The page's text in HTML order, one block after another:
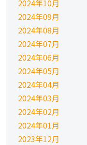
2024年10月
2024年09月
2024年08月
2024年07月
2024年06月
2024年05月
2024年04月
2024年03月
2024年02月
2024年01月
2023年12月